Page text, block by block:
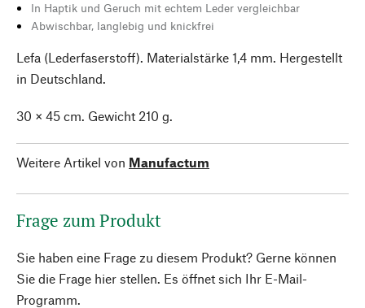
In Haptik und Geruch mit echtem Leder vergleichbar
Abwischbar, langlebig und knickfrei
Lefa (Lederfaserstoff). Materialstärke 1,4 mm. Hergestellt
in Deutschland.
30 × 45 cm. Gewicht 210 g.
Weitere Artikel von Manufactum
Frage zum Produkt
Sie haben eine Frage zu diesem Produkt? Gerne können
Sie die Frage hier stellen. Es öffnet sich Ihr E-Mail-
Programm.